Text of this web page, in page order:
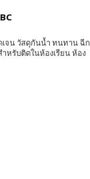
จน วัสดุกันน้ำ ทนทาน ฉีก
หรับติดในห้องเรียน ห้อง